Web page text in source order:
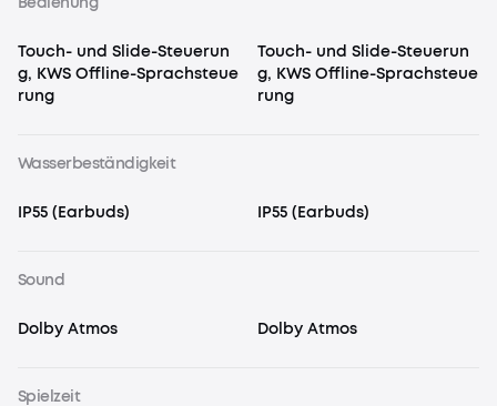
Touch- und Slide-Steuerun
g, KWS Offline-Sprachsteue
rung
Touch- und Slide-Steuerun
g, KWS Offline-Sprachsteue
rung
Wasserbeständigkeit
IP55 (Earbuds) IP55 (Earbuds)
Sound
Dolby Atmos Dolby Atmos
Spielzeit